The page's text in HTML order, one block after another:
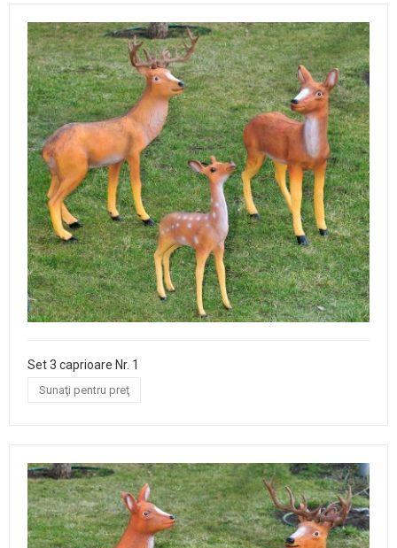
Set 3 caprioare Nr. 1
Sunaţi pentru preţ